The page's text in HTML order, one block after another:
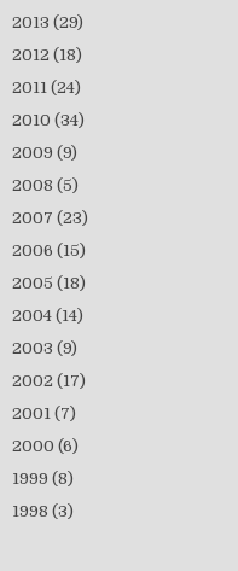
2013 (29)
2012 (18)
2011 (24)
2010 (34)
2009 (9)
2008 (5)
2007 (23)
2006 (15)
2005 (18)
2004 (14)
2003 (9)
2002 (17)
2001 (7)
2000 (6)
1999 (8)
1998 (3)